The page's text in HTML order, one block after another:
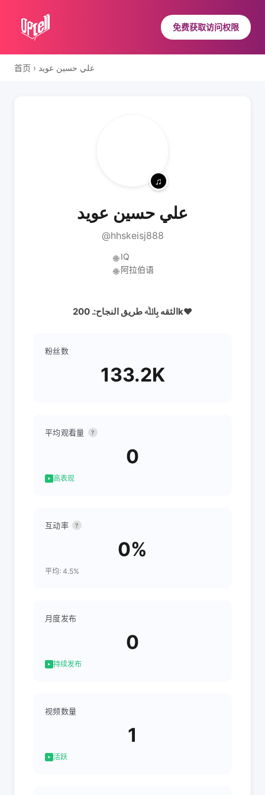
免费获取访问权限
首页 › علي حسين عويد
علي حسين عويد
@hhskeisj888
🌐 IQ
🌐 阿拉伯语
الثقه بِاﷲ طريق النجاح:. 200k❤
粉丝数
133.2K
平均观看量 ?
0
高表现
互动率 ?
0%
平均: 4.5%
月度发布
0
持续发布
视频数量
1
活跃